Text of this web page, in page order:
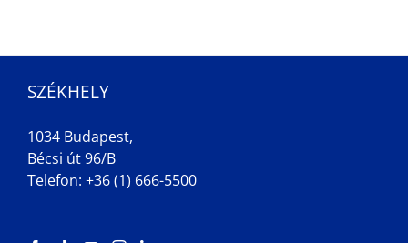
SZÉKHELY
1034 Budapest,
Bécsi út 96/B
Telefon: +36 (1) 666-5500